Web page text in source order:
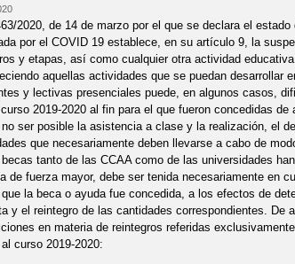
2020, de 14 de marzo por el que se declara el
por el COVID 19 establece, en su artículo 9, la
y etapas, así como cualquier otra actividad
aquellas actividades que se puedan desarrollar
y lectivas presenciales puede, en algunos casos,
2019-2020 al fin para el que fueron concedidas
ser posible la asistencia a clase y la realización, el
que necesariamente deben llevarse a cabo de
tanto de las CCAA como de las universidades
de fuerza mayor, debe ser tenida necesariamente en
la beca o ayuda fue concedida, a los efectos de
y el reintegro de las cantidades correspondientes. De
en materia de reintegros referidas
curso 2019-2020: